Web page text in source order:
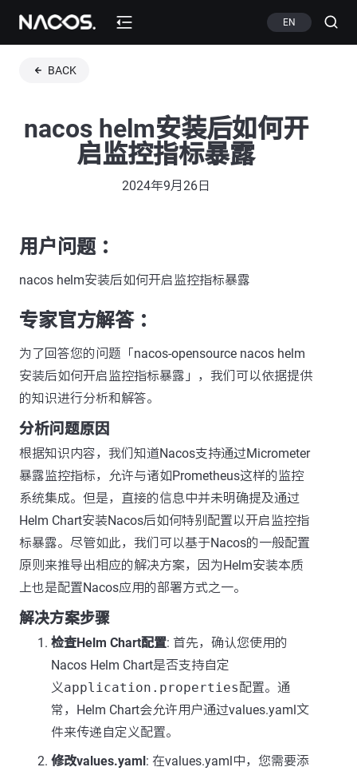
EN
BACK
nacos helm安装后如何开
启监控指标暴露
2024年9月26日
用户问题 ：
nacos helm安装后如何开启监控指标暴露
专家官方解答 ：
为了回答您的问题「nacos-opensource nacos helm
安装后如何开启监控指标暴露」，我们可以依据提供
的知识进行分析和解答。
分析问题原因
根据知识内容，我们知道Nacos支持通过Micrometer
暴露监控指标，允许与诸如Prometheus这样的监控
系统集成。但是，直接的信息中并未明确提及通过
Helm Chart安装Nacos后如何特别配置以开启监控指
标暴露。尽管如此，我们可以基于Nacos的一般配置
原则来推导出相应的解决方案，因为Helm安装本质
上也是配置Nacos应用的部署方式之一。
解决方案步骤
检查Helm Chart配置: 首先，确认您使用的
Nacos Helm Chart是否支持自定
义application.properties配置。通
常，Helm Chart会允许用户通过values.yaml文
件来传递自定义配置。
修改values.yaml: 在values.yaml中，您需要添